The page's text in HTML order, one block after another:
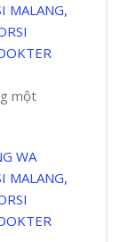
MALANG,
một
WA
MALANG,